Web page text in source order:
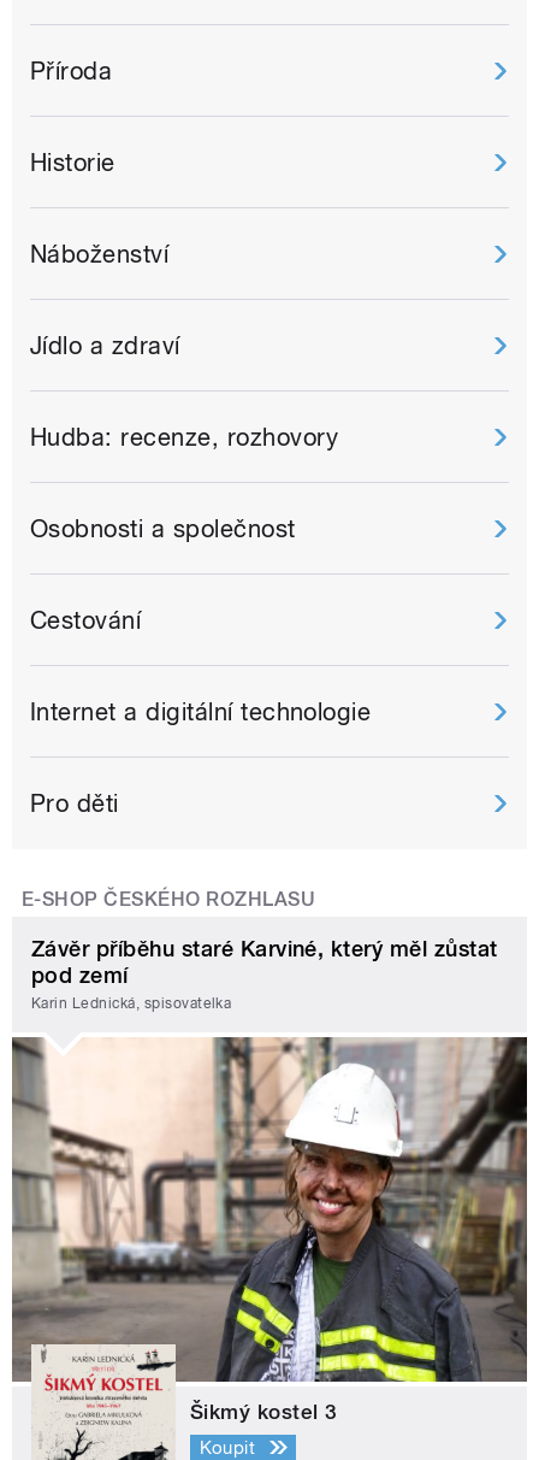
Příroda
Historie
Náboženství
Jídlo a zdraví
Hudba: recenze, rozhovory
Osobnosti a společnost
Cestování
Internet a digitální technologie
Pro děti
E-SHOP ČESKÉHO ROZHLASU
Závěr příběhu staré Karviné, který měl zůstat
pod zemí
Karin Lednická, spisovatelka
Šikmý kostel 3
Koupit